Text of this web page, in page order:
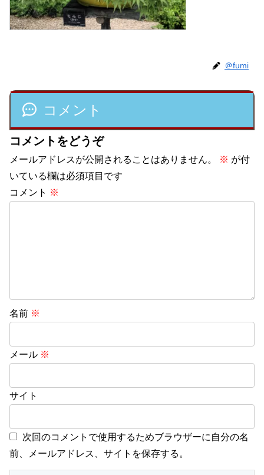
＠fumi
コメント
コメントをどうぞ
メールアドレスが公開されることはありません。 ※ が付
いている欄は必須項目です
コメント ※
名前 ※
メール ※
サイト
次回のコメントで使用するためブラウザーに自分の名
前、メールアドレス、サイトを保存する。